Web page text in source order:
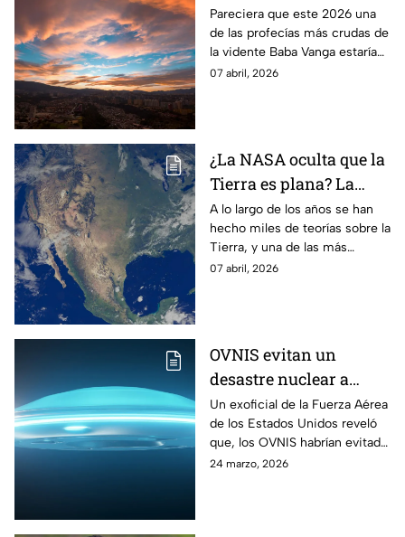
que se podría cumplir
este 2026 sobre las
tensiones
internacionales
Pareciera que este 2026 una
de las profecías más crudas de
la vidente Baba Vanga estaría
por cumplirse... Esto es lo que
07 abril, 2026
¿La NASA oculta que la
Tierra es plana? La
VERDAD detrás de la
conspiración
A lo largo de los años se han
hecho miles de teorías sobre la
Tierra, y una de las más
populares es que, algunas
07 abril, 2026
OVNIS evitan un
desastre nuclear a
nivel mundial, así lo
reveló un exoficial de la
Fuerza Aérea de los
Estados Unidos
Un exoficial de la Fuerza Aérea
de los Estados Unidos reveló
que, los OVNIS habrían evitado
que el mundo sufriera un
24 marzo, 2026